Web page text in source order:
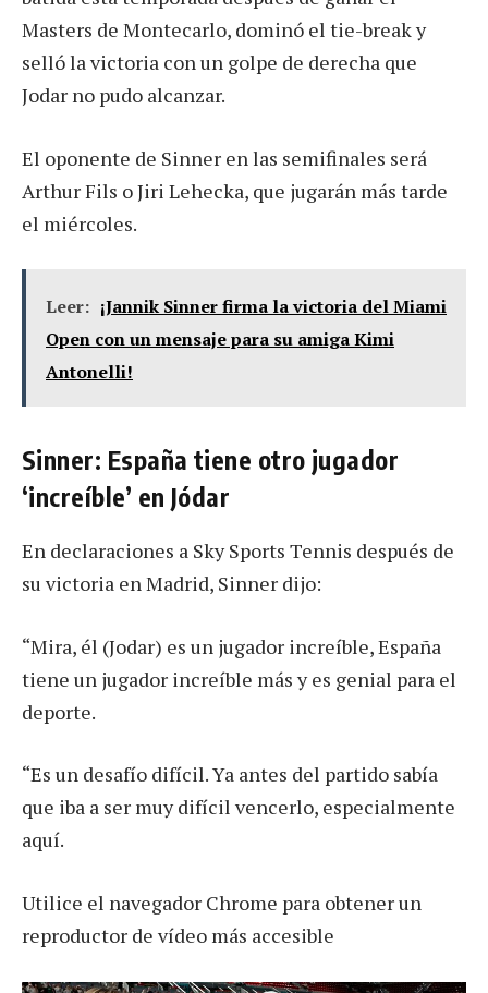
Masters de Montecarlo, dominó el tie-break y
selló la victoria con un golpe de derecha que
Jodar no pudo alcanzar.
El oponente de Sinner en las semifinales será
Arthur Fils o Jiri Lehecka, que jugarán más tarde
el miércoles.
Leer: ¡Jannik Sinner firma la victoria del Miami
Open con un mensaje para su amiga Kimi
Antonelli!
Sinner: España tiene otro jugador
‘increíble’ en Jódar
En declaraciones a Sky Sports Tennis después de
su victoria en Madrid, Sinner dijo:
“Mira, él (Jodar) es un jugador increíble, España
tiene un jugador increíble más y es genial para el
deporte.
“Es un desafío difícil. Ya antes del partido sabía
que iba a ser muy difícil vencerlo, especialmente
aquí.
Utilice el navegador Chrome para obtener un
reproductor de vídeo más accesible